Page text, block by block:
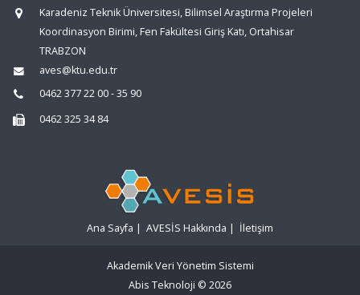
Karadeniz Teknik Üniversitesi, Bilimsel Araştırma Projeleri
Koordinasyon Birimi, Fen Fakültesi Giriş Katı, Ortahisar
TRABZON
aves@ktu.edu.tr
0462 377 22 00 - 35 90
0462 325 34 84
Ana Sayfa | AVESİS Hakkında | İletişim
Akademik Veri Yönetim Sistemi
Abis Teknoloji © 2026